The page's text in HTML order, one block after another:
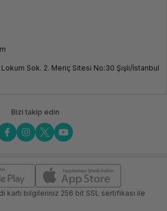
Sok. 2. Meriç Sitesi No:30 Şişli/İstanbul
Bizi takip edin
kartı bilgileriniz 256 bit SSL sertifikası ile